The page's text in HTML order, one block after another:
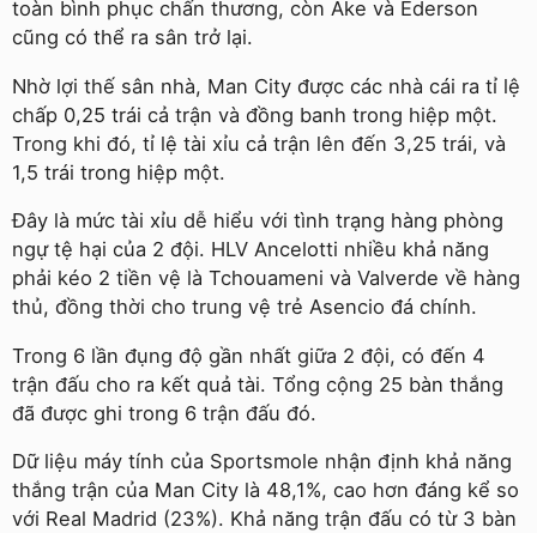
toàn bình phục chấn thương, còn Ake và Ederson
cũng có thể ra sân trở lại.
Nhờ lợi thế sân nhà, Man City được các nhà cái ra tỉ lệ
chấp 0,25 trái cả trận và đồng banh trong hiệp một.
Trong khi đó, tỉ lệ tài xỉu cả trận lên đến 3,25 trái, và
1,5 trái trong hiệp một.
Đây là mức tài xỉu dễ hiểu với tình trạng hàng phòng
ngự tệ hại của 2 đội. HLV Ancelotti nhiều khả năng
phải kéo 2 tiền vệ là Tchouameni và Valverde về hàng
thủ, đồng thời cho trung vệ trẻ Asencio đá chính.
Trong 6 lần đụng độ gần nhất giữa 2 đội, có đến 4
trận đấu cho ra kết quả tài. Tổng cộng 25 bàn thắng
đã được ghi trong 6 trận đấu đó.
Dữ liệu máy tính của Sportsmole nhận định khả năng
thắng trận của Man City là 48,1%, cao hơn đáng kể so
với Real Madrid (23%). Khả năng trận đấu có từ 3 bàn